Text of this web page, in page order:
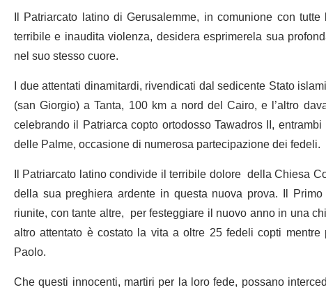
Il Patriarcato latino di Gerusalemme, in comunione con
terribile e inaudita violenza, desidera esprimerela sua
nel suo stesso cuore.
I due attentati dinamitardi, rivendicati dal sedicente Stato
(san Giorgio) a Tanta, 100 km a nord del Cairo, e l’altro
celebrando il Patriarca copto ortodosso Tawadros II,
delle Palme, occasione di numerosa partecipazione dei fedeli.
Il Patriarcato latino condivide il terribile dolore della Chiesa
della sua preghiera ardente in questa nuova prova. Il
riunite, con tante altre, per festeggiare il nuovo anno in una
altro attentato è costato la vita a oltre 25 fedeli copti
Paolo.
Che questi innocenti, martiri per la loro fede, possano